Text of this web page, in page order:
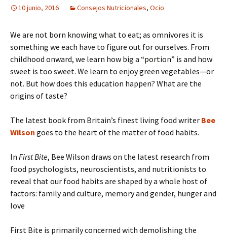
10 junio, 2016 Consejos Nutricionales, Ocio
We are not born knowing what to eat; as omnivores it is
something we each have to figure out for ourselves. From
childhood onward, we learn how big a “portion” is and how
sweet is too sweet. We learn to enjoy green vegetables—or
not. But how does this education happen? What are the
origins of taste?
The latest book from Britain’s finest living food writer Bee
Wilson goes to the heart of the matter of food habits.
In First Bite, Bee Wilson draws on the latest research from
food psychologists, neuroscientists, and nutritionists to
reveal that our food habits are shaped by a whole host of
factors: family and culture, memory and gender, hunger and
love
First Bite is primarily concerned with demolishing the